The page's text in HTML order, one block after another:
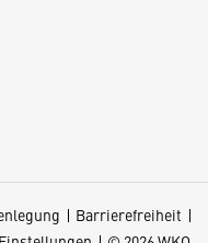
Barrierefreiheit